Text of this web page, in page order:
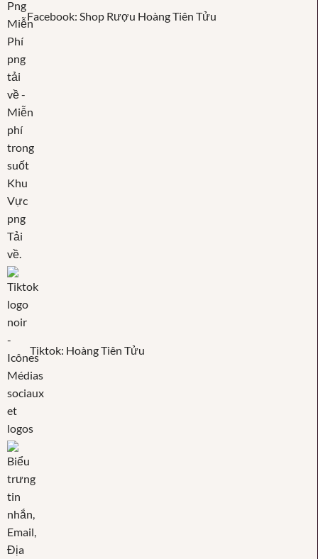
Facebook: Shop Rượu Hoàng Tiên Tửu
Tiktok: Hoàng Tiên Tửu